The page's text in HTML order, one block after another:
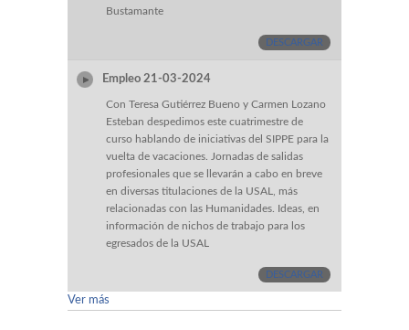
Bustamante
DESCARGAR
Empleo 21-03-2024
Con Teresa Gutiérrez Bueno y Carmen Lozano
Esteban despedimos este cuatrimestre de
curso hablando de iniciativas del SIPPE para la
vuelta de vacaciones. Jornadas de salidas
profesionales que se llevarán a cabo en breve
en diversas titulaciones de la USAL, más
relacionadas con las Humanidades. Ideas, en
información de nichos de trabajo para los
egresados de la USAL
DESCARGAR
Ver más